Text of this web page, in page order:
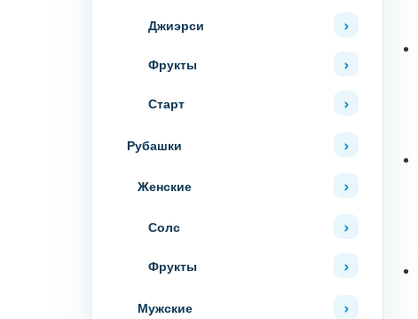
Джиэрси
Фрукты
Старт
Рубашки
Женские
Солс
Фрукты
Мужские